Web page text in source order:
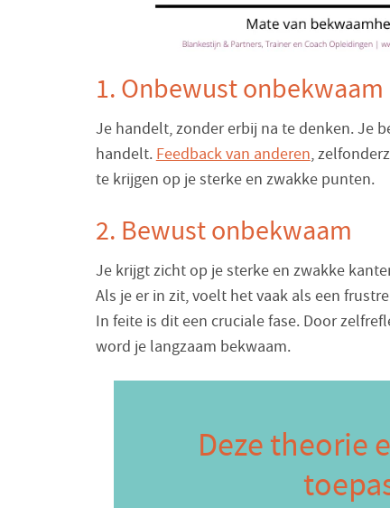
1. Onbewust onbekwaam
Je handelt, zonder erbij na te denken. Je
handelt. Feedback van anderen,
te krijgen op je sterke en zwakke punten.
2. Bewust onbekwaam
Je krijgt zicht op je sterke en zwakke
Als je er in zit, voelt het vaak als een
In feite is dit een cruciale fase. Door
word je langzaam bekwaam.
Deze theorie